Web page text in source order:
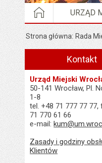
STRONA
URZĄD
Strona główna Rada
Kontakt
Urząd Miejski
50-141 Wrocław, Pl.
1-8
tel. +48 71 777 77 77,
71 770 61 66
e-mail:
Zasady i godziny
Klientów